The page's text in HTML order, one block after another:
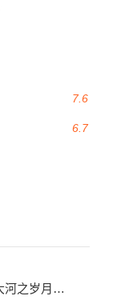
7.6
6.7
大江大河之岁月如歌